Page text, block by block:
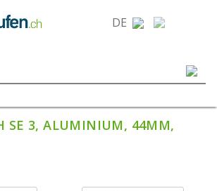
DE
SE 3, ALUMINIUM, 44MM,